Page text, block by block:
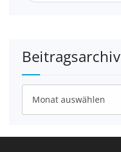
Beitragsarchiv
Beitragsarchiv